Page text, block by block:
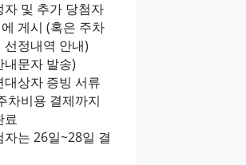
자 및 추가 당첨자
게시 (혹은 주차
선정내역 안내)
내문자 발송)
대상자 증빙 서류
차비용 결제까지
료
자는 26일~28일 결